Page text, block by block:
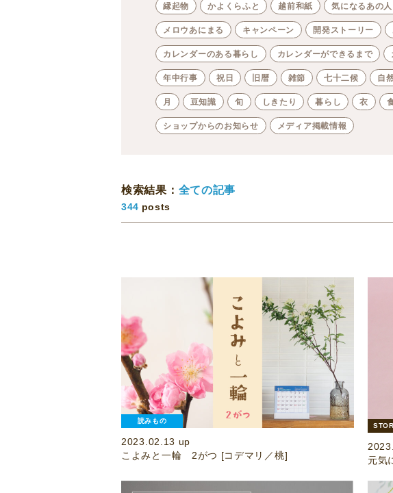
縁起物 かよくらふと 越前和紙 気になるあの
メロウあにまる キャンペーン 開発ストーリー
カレンダーのある暮らし カレンダーができるまで
年中行事 祝日 旧暦 雑節 七十二候 自
月 豆知識 旬 しきたり 暮らし 衣
ショップからのお知らせ メディア掲載情報
検索結果： 全ての記事
344 posts
読みもの
2023.02.13 up
こよみと一輪 2がつ [コデマリ／桃]
元気